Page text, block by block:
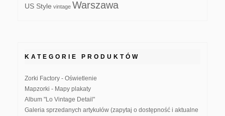
US Style vintage Warszawa
KATEGORIE PRODUKTÓW
Zorki Factory - Oświetlenie
Mapzorki - Mapy plakaty
Album "Lo Vintage Detail"
Galeria sprzedanych artykułów (zapytaj o dostępność i aktualne